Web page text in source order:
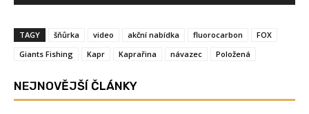
TAGY šňůrka video akční nabídka fluorocarbon
FOX
Giants Fishing
Kapr Kaprařina návazec Položená
NEJNOVĚJŠÍ ČLÁNKY